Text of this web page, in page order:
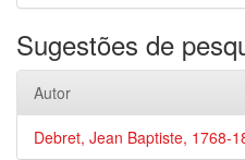
Sugestões de
Autor
Debret, Jean Baptiste, 1768-